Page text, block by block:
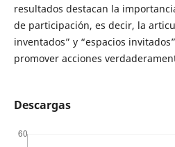
resultados destacan la
de participación, es decir, la
inventados” y “espacios
promover acciones
Descargas